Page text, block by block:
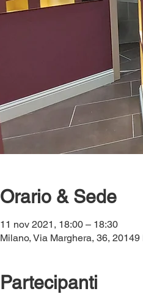
Orario & Sede
11 nov 2021, 18:00 – 18:30
Milano, Via Marghera, 36,
Partecipanti